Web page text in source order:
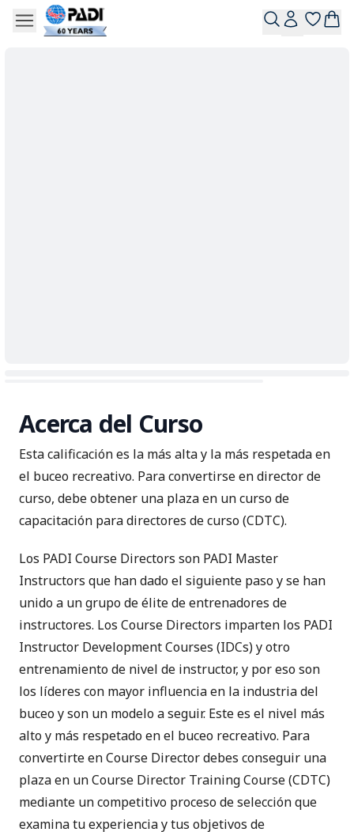
Acerca del Curso
Esta calificación es la más alta y la más respetada en
el buceo recreativo. Para convertirse en director de
curso, debe obtener una plaza en un curso de
capacitación para directores de curso (CDTC).
Los PADI Course Directors son PADI Master
Instructors que han dado el siguiente paso y se han
unido a un grupo de élite de entrenadores de
instructores. Los Course Directors imparten los PADI
Instructor Development Courses (IDCs)y otro
entrenamiento de nivel de instructor, y por eso son
los líderes con mayor influencia en la industria del
buceo y son un modelo a seguir. Este es el nivel más
alto y más respetado en el buceo recreativo. Para
convertirte en Course Director debes conseguir una
plaza en un Course Director Training Course (CDTC)
mediante un competitivo proceso de selección que
examina tu experiencia y tus objetivos de